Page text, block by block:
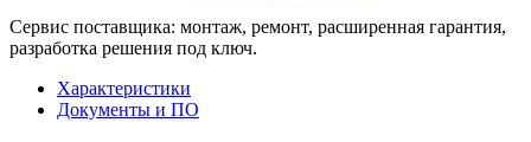
Сервис поставщика: монтаж, ремонт, расширенная гарантия,
разработка решения под ключ.
Характеристики
Документы и ПО